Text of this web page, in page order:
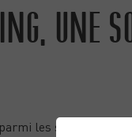
UNE
les sports les